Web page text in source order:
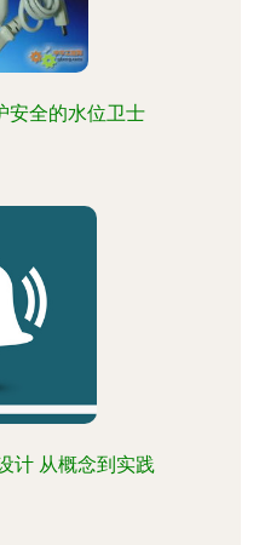
安全的水位卫士
计 从概念到实践